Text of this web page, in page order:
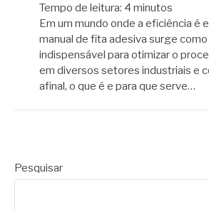
Tempo de leitura: 4 minutos
Em um mundo onde a eficiência é
manual de fita adesiva surge
indispensável para otimizar o
em diversos setores industriais e
afinal, o que é e para que serve…
Pesquisar